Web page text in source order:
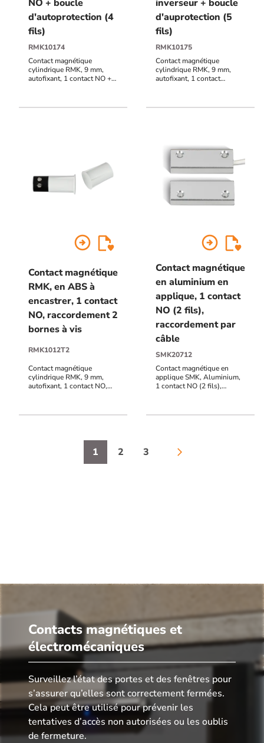
NO + boucle
d'autoprotection (4
fils)
RMK10174
Contact magnétique
cylindrique RMK, 9 mm,
autofixant, 1 contact NO +
3 mètres (autres longueurs
inverseur + boucle
d'auprotection (5
fils)
RMK10175
Contact magnétique
cylindrique RMK, 9 mm,
autofixant, 1 contact
raccordement par câble 3
arrow_circle_right
Contact magnétique
RMK, en ABS à
encastrer, 1 contact
NO, raccordement 2
bornes à vis
RMK1012T2
Contact magnétique
cylindrique RMK, 9 mm,
autofixant, 1 contact NO,
mm
arrow_circle_right
Contact magnétique
en aluminium en
applique, 1 contact
NO (2 fils),
raccordement par
câble
SMK20712
Contact magnétique en
applique SMK, Aluminium,
1 contact NO (2 fils),
sur demande), distance de
1 2 3 arrow_forward_ios
Contacts magnétiques et
électromécaniques
Surveillez l’état des portes et des fenêtres pour
s’assurer qu’elles sont correctement fermées.
Cela peut être utilisé pour prévenir les
tentatives d’accès non autorisées ou les oublis
de fermeture.